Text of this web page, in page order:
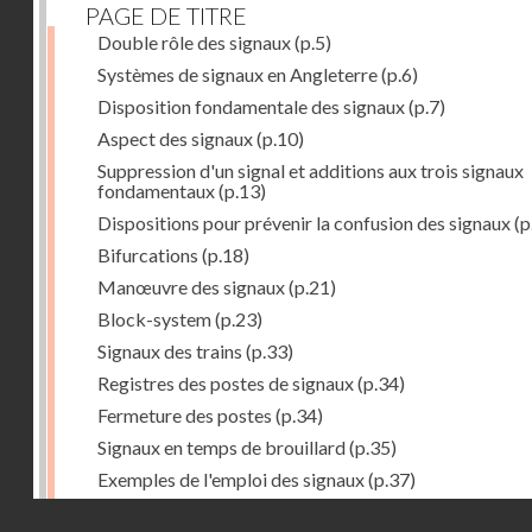
PAGE DE TITRE
Double rôle des signaux(p.5)
Systèmes de signaux en Angleterre(p.6)
Disposition fondamentale des signaux(p.7)
Aspect des signaux(p.10)
Suppression d'un signal et additions aux trois signaux
fondamentaux(p.13)
Dispositions pour prévenir la confusion des signaux
Bifurcations (p.18)
Manœuvre des signaux(p.21)
Block-system(p.23)
Signaux des trains (p.33)
Registres des postes de signaux(p.34)
Fermeture des postes (p.34)
Signaux en temps de brouillard(p.35)
Exemples de l'emploi des signaux(p.37)